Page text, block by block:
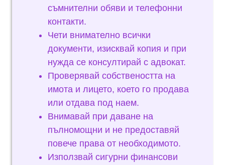
съмнителни обяви и телефонни
контакти.
Чети внимателно всички
документи, изисквай копия и при
нужда се консултирай с адвокат.
Проверявай собствеността на
имота и лицето, което го продава
или отдава под наем.
Внимавай при даване на
пълномощни и не предоставяй
повече права от необходимото.
Използвай сигурни финансови